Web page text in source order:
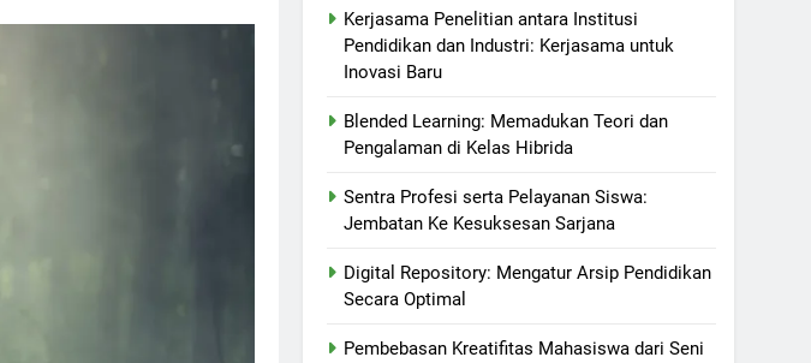
Kerjasama Penelitian antara Institusi
Pendidikan dan Industri: Kerjasama untuk
Inovasi Baru
Blended Learning: Memadukan Teori dan
Pengalaman di Kelas Hibrida
Sentra Profesi serta Pelayanan Siswa:
Jembatan Ke Kesuksesan Sarjana
Digital Repository: Mengatur Arsip Pendidikan
Secara Optimal
Pembebasan Kreatifitas Mahasiswa dari Seni